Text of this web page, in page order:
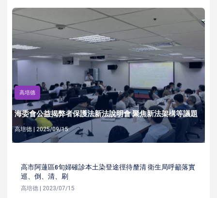
高培德
海委會公益揭弊者保護法新法說明會 聚焦新法架構等議題
高培德 | 2025/09/15
高市阿蓮區6旬婦確診本土染登途徑待釐清 衛生局呼籲落實
巡、倒、清、刷
高培德 | 2023/07/15